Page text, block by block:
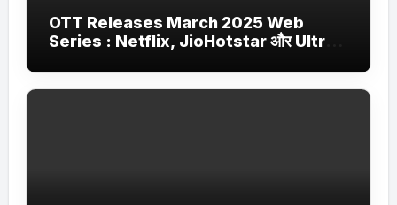
OTT Releases March 2025 Web
Series : Netflix, JioHotstar और Ultra